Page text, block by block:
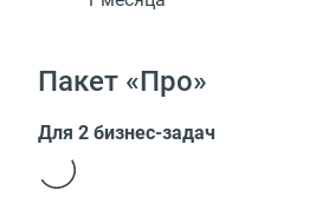
Пакет «Про»
Для 2 бизнес-задач